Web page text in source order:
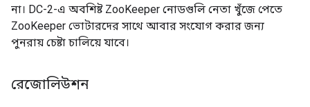
না। DC-2-এ অবশিষ্ট ZooKeeper নোডগুলি নেতা খুঁজে পেতে
ZooKeeper ভোটারদের সাথে আবার সংযোগ করার জন্য
পুনরায় চেষ্টা চালিয়ে যাবে।
রেজোলিউশন